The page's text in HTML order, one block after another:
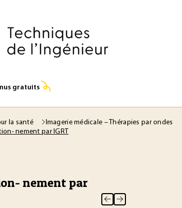
gratuits
la santé
Imagerie médicale – Thérapies par ondes
nement par IGRT
nement par